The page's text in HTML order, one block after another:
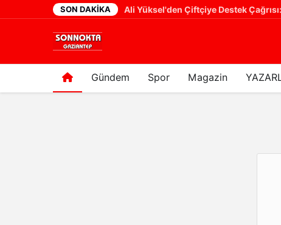
SON DAKIKA
23 saat önce
Gündem Spor Magazin